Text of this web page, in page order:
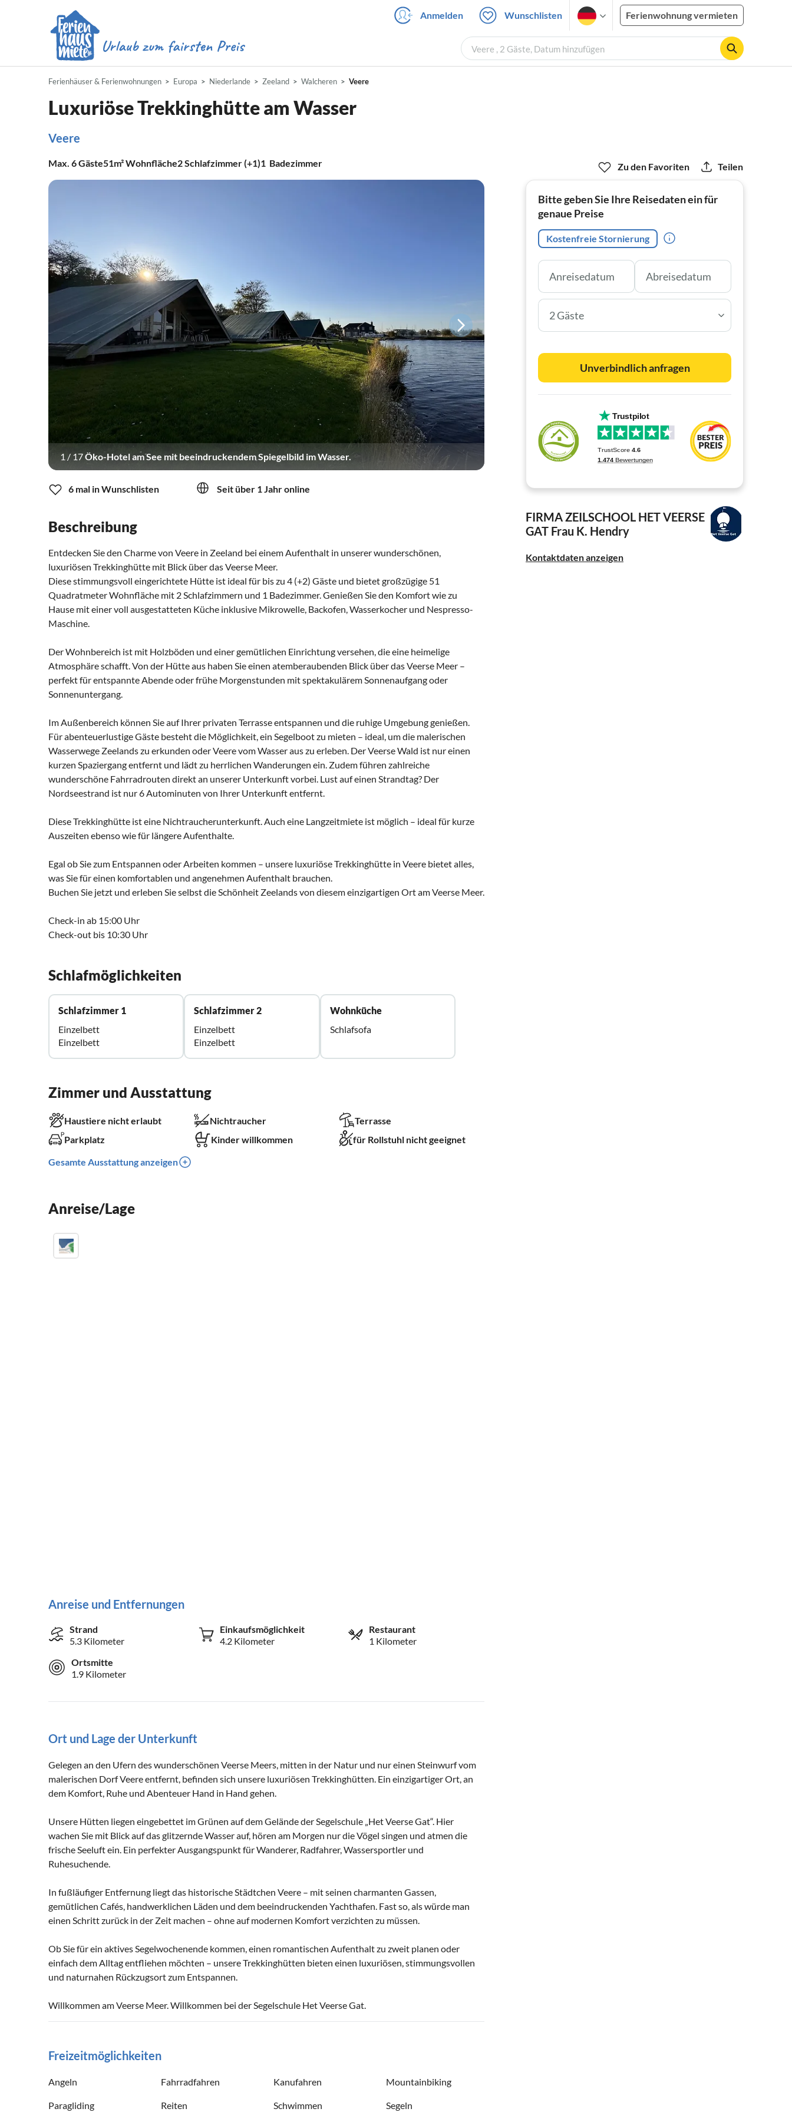
Anmelden Wunschlisten Ferienwohnung vermieten
Veere , 2 Gäste, Datum hinzufügen
Ferienhäuser & Ferienwohnungen Europa Niederlande Zeeland Walcheren Veere
Luxuriöse Trekkinghütte am Wasser
Veere
Max. 6Gäste51m²Wohnfläche2Schlafzimmer (+1)1 Badezimmer
1 / 17Öko-Hotel am See mit beeindruckendem Spiegelbild im Wasser.
6 mal in Wunschlisten Seit über 1 Jahr online
Beschreibung
Entdecken Sie den Charme von Veere in Zeeland bei einem Aufenthalt in unserer wunderschönen,
luxuriösen Trekkinghütte mit Blick über das Veerse Meer.
Diese stimmungsvoll eingerichtete Hütte ist ideal für bis zu 4 (+2) Gäste und bietet großzügige 51
Quadratmeter Wohnfläche mit 2 Schlafzimmern und 1 Badezimmer. Genießen Sie den Komfort wie zu
Hause mit einer voll ausgestatteten Küche inklusive Mikrowelle, Backofen, Wasserkocher und Nespresso-
Maschine.
Der Wohnbereich ist mit Holzböden und einer gemütlichen Einrichtung versehen, die eine heimelige
Atmosphäre schafft. Von der Hütte aus haben Sie einen atemberaubenden Blick über das Veerse Meer –
perfekt für entspannte Abende oder frühe Morgenstunden mit spektakulärem Sonnenaufgang oder
Sonnenuntergang.
Im Außenbereich können Sie auf Ihrer privaten Terrasse entspannen und die ruhige Umgebung genießen.
Für abenteuerlustige Gäste besteht die Möglichkeit, ein Segelboot zu mieten – ideal, um die malerischen
Wasserwege Zeelands zu erkunden oder Veere vom Wasser aus zu erleben. Der Veerse Wald ist nur einen
kurzen Spaziergang entfernt und lädt zu herrlichen Wanderungen ein. Zudem führen zahlreiche
wunderschöne Fahrradrouten direkt an unserer Unterkunft vorbei. Lust auf einen Strandtag? Der
Nordseestrand ist nur 6 Autominuten von Ihrer Unterkunft entfernt.
Diese Trekkinghütte ist eine Nichtraucherunterkunft. Auch eine Langzeitmiete ist möglich – ideal für kurze
Auszeiten ebenso wie für längere Aufenthalte.
Egal ob Sie zum Entspannen oder Arbeiten kommen – unsere luxuriöse Trekkinghütte in Veere bietet alles,
was Sie für einen komfortablen und angenehmen Aufenthalt brauchen.
Buchen Sie jetzt und erleben Sie selbst die Schönheit Zeelands von diesem einzigartigen Ort am Veerse Meer.
Check-in ab 15:00 Uhr
Check-out bis 10:30 Uhr
Schlafmöglichkeiten
Schlafzimmer 1
Einzelbett
Einzelbett
Schlafzimmer 2
Einzelbett
Einzelbett
Wohnküche
Schlafsofa
Zimmer und Ausstattung
Haustiere nicht erlaubt Nichtraucher
Terrasse
Parkplatz
Kinder willkommen
für Rollstuhl nicht geeignet
Gesamte Ausstattung anzeigen
Anreise/Lage
Anreise und Entfernungen
Strand
5.3 Kilometer
Einkaufsmöglichkeit
4.2 Kilometer
Restaurant
1 Kilometer
Ortsmitte
1.9 Kilometer
Ort und Lage der Unterkunft
Gelegen an den Ufern des wunderschönen Veerse Meers, mitten in der Natur und nur einen Steinwurf vom
malerischen Dorf Veere entfernt, befinden sich unsere luxuriösen Trekkinghütten. Ein einzigartiger Ort, an
dem Komfort, Ruhe und Abenteuer Hand in Hand gehen.
Unsere Hütten liegen eingebettet im Grünen auf dem Gelände der Segelschule „Het Veerse Gat“. Hier
wachen Sie mit Blick auf das glitzernde Wasser auf, hören am Morgen nur die Vögel singen und atmen die
frische Seeluft ein. Ein perfekter Ausgangspunkt für Wanderer, Radfahrer, Wassersportler und
Ruhesuchende.
In fußläufiger Entfernung liegt das historische Städtchen Veere – mit seinen charmanten Gassen,
gemütlichen Cafés, handwerklichen Läden und dem beeindruckenden Yachthafen. Fast so, als würde man
einen Schritt zurück in der Zeit machen – ohne auf modernen Komfort verzichten zu müssen.
Ob Sie für ein aktives Segelwochenende kommen, einen romantischen Aufenthalt zu zweit planen oder
einfach dem Alltag entfliehen möchten – unsere Trekkinghütten bieten einen luxuriösen, stimmungsvollen
und naturnahen Rückzugsort zum Entspannen.
Willkommen am Veerse Meer. Willkommen bei der Segelschule Het Veerse Gat.
Freizeitmöglichkeiten
Angeln Fahrradfahren Kanufahren Mountainbiking
Paragliding Reiten Schwimmen Segeln
Zu den Favoriten Teilen
Bitte geben Sie Ihre Reisedaten ein für
genaue Preise
Kostenfreie Stornierung
2 Gäste
Unverbindlich anfragen
FIRMA ZEILSCHOOL HET VEERSE
GAT Frau K. Hendry
Kontaktdaten anzeigen